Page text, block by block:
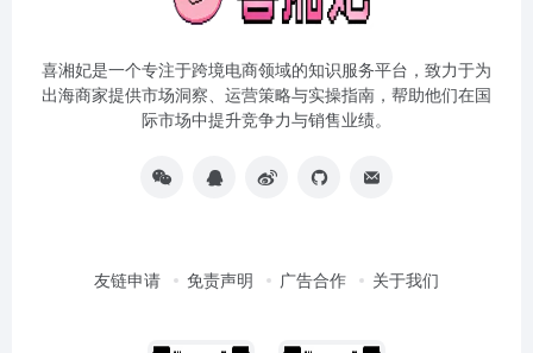
喜湘妃是一个专注于跨境电商领域的知识服务平台，致力于为
出海商家提供市场洞察、运营策略与实操指南，帮助他们在国
际市场中提升竞争力与销售业绩。
友链申请 免责声明 广告合作 关于我们